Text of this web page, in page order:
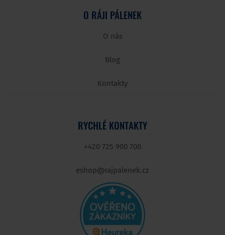
O RÁJI PÁLENEK
O nás
Blog
Kontakty
RYCHLÉ KONTAKTY
+420 725 900 700
eshop@rajpalenek.cz